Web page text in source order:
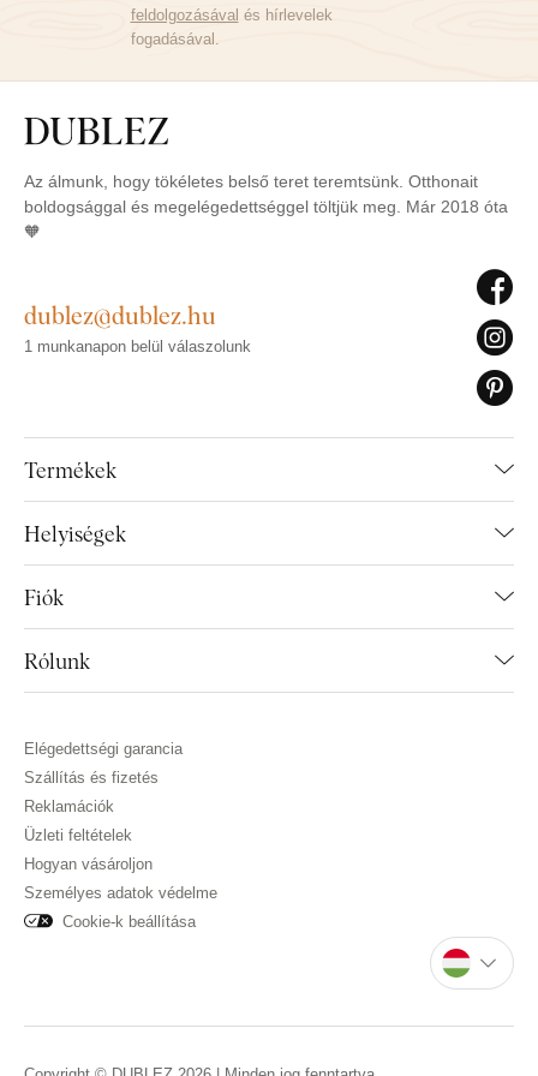
feldolgozásával és hírlevelek
fogadásával.
Az álmunk, hogy tökéletes belső teret teremtsünk. Otthonait
boldogsággal és megelégedettséggel töltjük meg. Már 2018 óta
🧡
Termékek
Helyiségek
Fiók
Rólunk
dublez@dublez.hu
1 munkanapon belül válaszolunk
Elégedettségi garancia
Szállítás és fizetés
Reklamációk
Üzleti feltételek
Hogyan vásároljon
Személyes adatok védelme
Cookie-k beállítása